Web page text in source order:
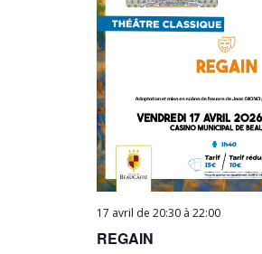
17 avril de 20:30 à22:00
REGAIN